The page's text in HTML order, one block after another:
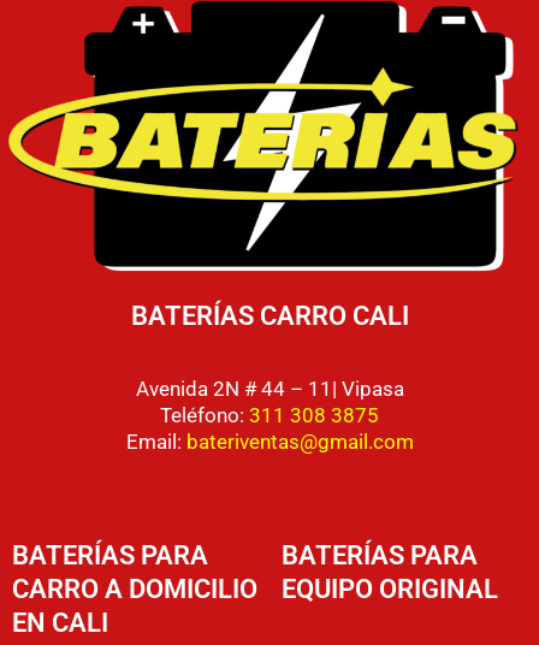
BATERÍAS CARRO CALI
Avenida 2N # 44 – 11| Vipasa
Teléfono: 311 308 3875
Email: bateriventas@gmail.com
BATERÍAS PARA
CARRO A DOMICILIO
EN CALI
BATERÍAS PARA
EQUIPO ORIGINAL